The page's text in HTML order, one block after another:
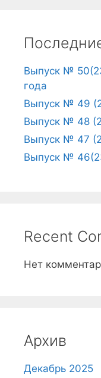
Выпуск №
года
Выпуск № 49
Выпуск № 48
Выпуск № 47
Выпуск №
Recent
Нет
Архив
Декабрь 2025